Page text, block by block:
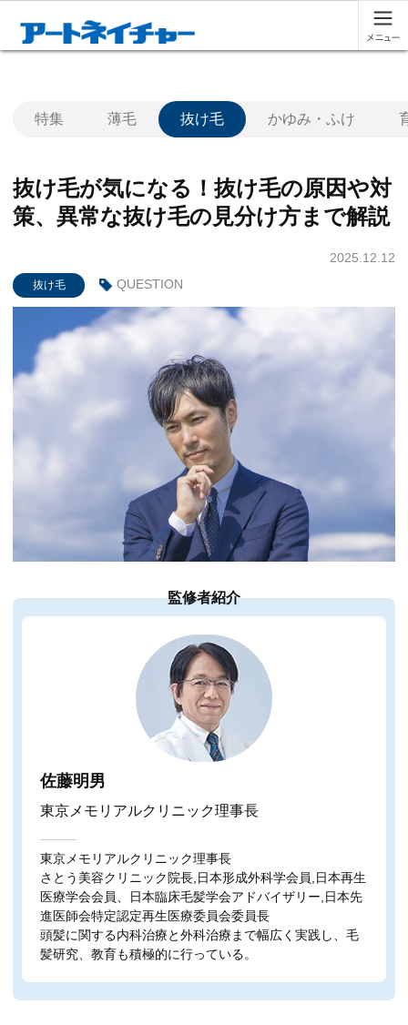
特集 薄毛 抜け毛 かゆみ・ふけ
抜け毛が気になる！抜け毛の原因や対
策、異常な抜け毛の見分け方まで解説
抜け毛 QUESTION
2025.12.12
監修者紹介
佐藤明男
東京メモリアルクリニック理事長
東京メモリアルクリニック理事長
さとう美容クリニック院長,日本形成外科学会員,日本再生
医療学会会員、日本臨床毛髪学会アドバイザリー,日本先
進医師会特定認定再生医療委員会委員長
頭髪に関する内科治療と外科治療まで幅広く実践し、毛
髪研究、教育も積極的に行っている。